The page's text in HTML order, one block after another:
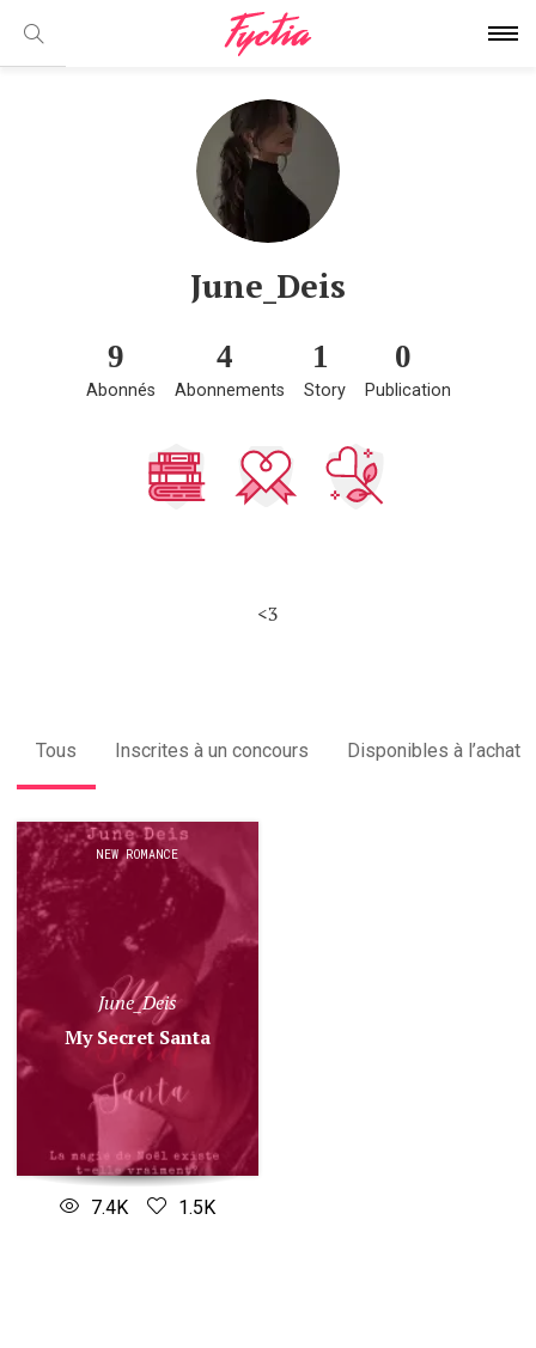
June_Deis
9
Abonnés
4
Abonnements
1
Story
0
Publication
<3
Tous Inscrites à un concours Disponibles à l’achat
NEW ROMANCE
June_Deis
My Secret Santa
7.4K 1.5K